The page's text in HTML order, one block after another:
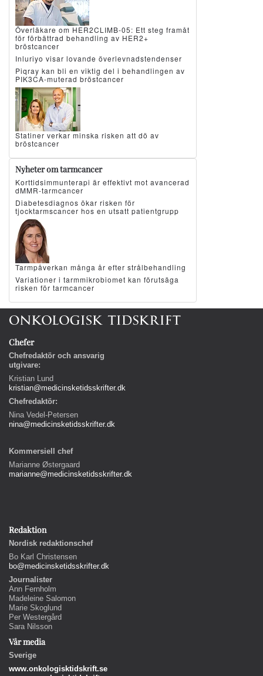
Överläkare om HER2CLIMB-05: Ett steg framåt
för förbättrad behandling av HER2+
bröstcancer
Inluriyo visar lovande överlevnadstendenser
Piqray kan bli en viktig del i behandlingen av
PIK3CA-muterad bröstcancer
Statiner verkar minska risken att dö av
bröstcancer
Nyheter om tarmcancer
Korttidsimmunterapi är effektivt mot avancerad
dMMR-tarmcancer
Diabetesdiagnos ökar risken för
tjocktarmscancer hos en utsatt patientgrupp
Tarmpåverkan många år efter strålbehandling
Variationer i tarmmikrobiomet kan förutsäga
risken för tarmcancer
Chefer
Chefredaktör och ansvarig
utgivare:
Kristian Lund
kristian@medicinsketidsskrifter.dk
Chefredaktör:
Nina Vedel-Petersen
nina@medicinsketidsskrifter.dk
Kommersiell chef
Marianne Østergaard
marianne@medicinsketidsskrifter.dk
Redaktion
Nordisk redaktionschef
Bo Karl Christensen
bo@medicinsketidsskrifter.dk
Journalister
Ann Fernholm
Madeleine Salomon
Marie Skoglund
Per Westergård
Sara Nilsson
Vår media
Sverige
www.onkologisktidskrift.se